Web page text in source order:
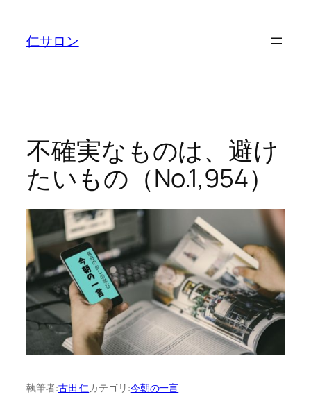
仁サロン
不確実なものは、避け
たいもの（No.1,954）
執筆者:古田 仁カテゴリ:今朝の一言